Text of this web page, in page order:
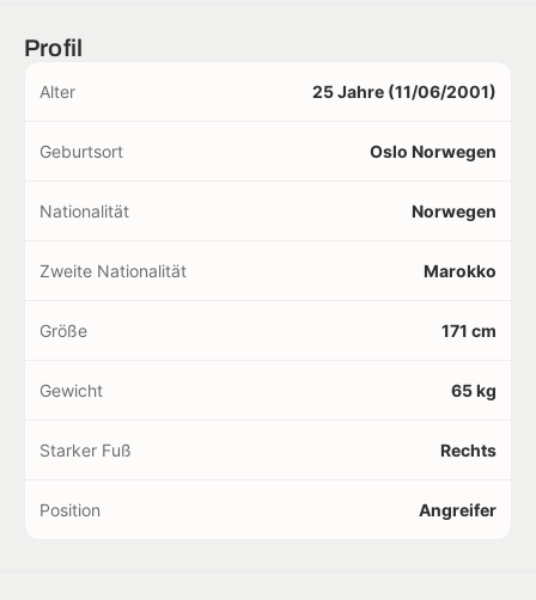
Profil
Alter 25 Jahre (11/06/2001)
Geburtsort Oslo Norwegen
Nationalität Norwegen
Zweite Nationalität Marokko
Größe 171 cm
Gewicht 65 kg
Starker Fuß Rechts
Position Angreifer